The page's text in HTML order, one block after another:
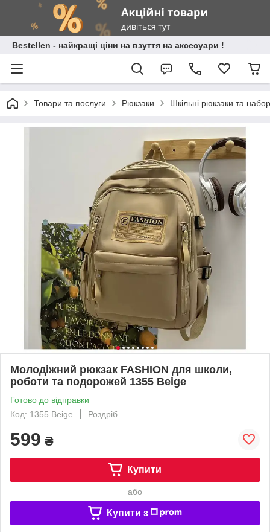
Bestellen - найкращі ціни на взуття на аксесуари !
Товари та послуги Рюкзаки Шкільні рюкзаки та
Молодіжний рюкзак FASHION для школи,
роботи та подорожей 1355 Beige
Готово до відправки
Код: 1355 Beige
Роздріб
599 ₴
Купити
або
Купити з